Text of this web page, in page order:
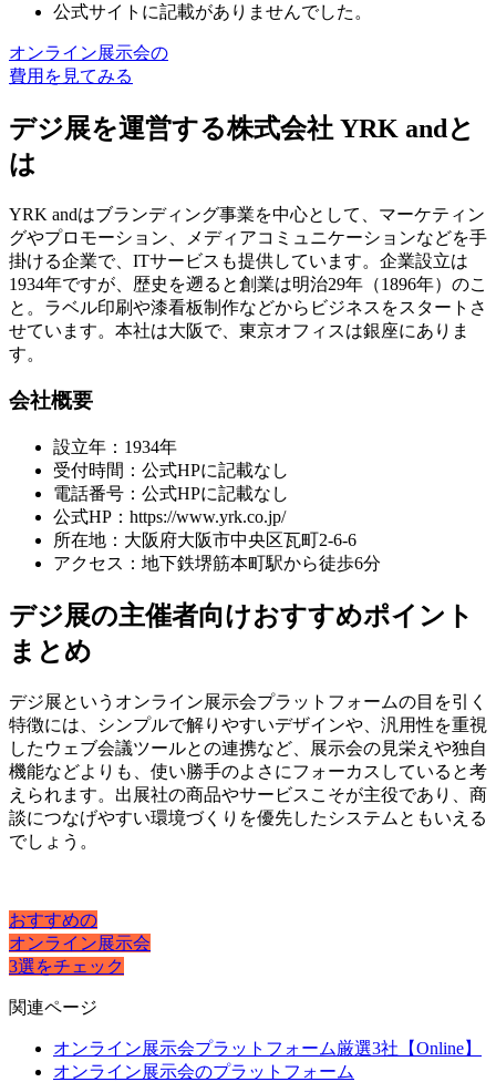
公式サイトに記載がありませんでした。
オンライン展示会の
費用を見てみる
デジ展を運営する株式会社 YRK andと
は
YRK andはブランディング事業を中心として、マーケティン
グやプロモーション、メディアコミュニケーションなどを手
掛ける企業で、ITサービスも提供しています。企業設立は
1934年ですが、歴史を遡ると創業は明治29年（1896年）のこ
と。ラベル印刷や漆看板制作などからビジネスをスタートさ
せています。本社は大阪で、東京オフィスは銀座にありま
す。
会社概要
設立年：1934年
受付時間：公式HPに記載なし
電話番号：公式HPに記載なし
公式HP：https://www.yrk.co.jp/
所在地：大阪府大阪市中央区瓦町2-6-6
アクセス：地下鉄堺筋本町駅から徒歩6分
デジ展の主催者向けおすすめポイント
まとめ
デジ展というオンライン展示会プラットフォームの目を引く
特徴には、シンプルで解りやすいデザインや、汎用性を重視
したウェブ会議ツールとの連携など、展示会の見栄えや独自
機能などよりも、 使い勝手のよさにフォーカス していると考
えられます。出展社の商品やサービスこそが主役であり、商
談につなげやすい環境づくりを優先したシステムともいえる
でしょう。
おすすめの
オンライン展示会
3選をチェック
関連ページ
オンライン展示会プラットフォーム厳選3社【Online】
オンライン展示会のプラットフォーム